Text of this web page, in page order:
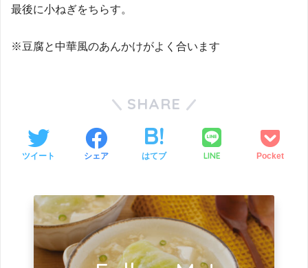
最後に小ねぎをちらす。
※豆腐と中華風のあんかけがよく合います
SHARE
ツイート シェア はてブ LINE Pocket